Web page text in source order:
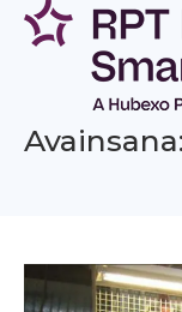
Siirry
sisältöön